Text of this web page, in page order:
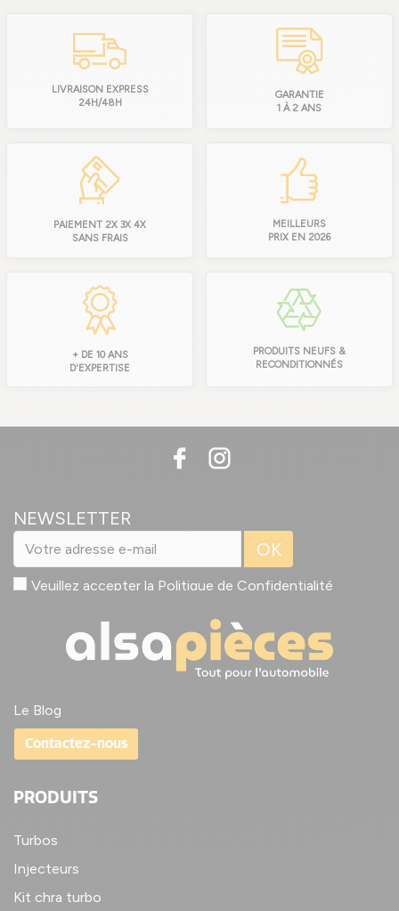
LIVRAISON EXPRESS
24H/48H
GARANTIE
1 À 2 ANS
PAIEMENT 2X 3X 4X
SANS FRAIS
MEILLEURS
PRIX EN 2026
+ DE 10 ANS
D'EXPERTISE
PRODUITS NEUFS &
RECONDITIONNÉS
NEWSLETTER
OK
Veuillez accepter la Politique de Confidentialité
Le Blog
Contactez-nous
PRODUITS
Turbos
Injecteurs
Kit chra turbo